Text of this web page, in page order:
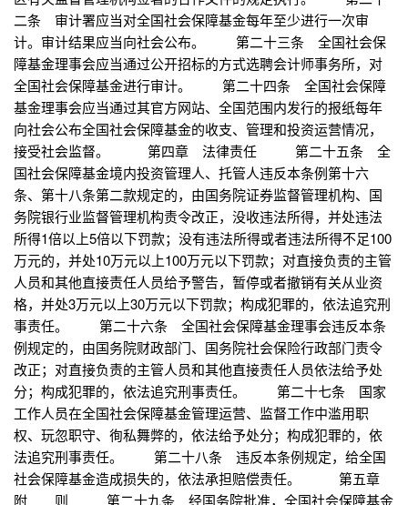
二条 审计署应当对全国社会保障基金每年至少进行一次审
计。审计结果应当向社会公布。 第二十三条 全国社会保
障基金理事会应当通过公开招标的方式选聘会计师事务所，对
全国社会保障基金进行审计。 第二十四条 全国社会保障
基金理事会应当通过其官方网站、全国范围内发行的报纸每年
向社会公布全国社会保障基金的收支、管理和投资运营情况，
接受社会监督。 第四章 法律责任 第二十五条 全
国社会保障基金境内投资管理人、托管人违反本条例第十六
条、第十八条第二款规定的，由国务院证券监督管理机构、国
务院银行业监督管理机构责令改正，没收违法所得，并处违法
所得1倍以上5倍以下罚款；没有违法所得或者违法所得不足100
万元的，并处10万元以上100万元以下罚款；对直接负责的主管
人员和其他直接责任人员给予警告，暂停或者撤销有关从业资
格，并处3万元以上30万元以下罚款；构成犯罪的，依法追究刑
事责任。 第二十六条 全国社会保障基金理事会违反本条
例规定的，由国务院财政部门、国务院社会保险行政部门责令
改正；对直接负责的主管人员和其他直接责任人员依法给予处
分；构成犯罪的，依法追究刑事责任。 第二十七条 国家
工作人员在全国社会保障基金管理运营、监督工作中滥用职
权、玩忽职守、徇私舞弊的，依法给予处分；构成犯罪的，依
法追究刑事责任。 第二十八条 违反本条例规定，给全国
社会保障基金造成损失的，依法承担赔偿责任。 第五章
附 则 第二十九条 经国务院批准，全国社会保障基金